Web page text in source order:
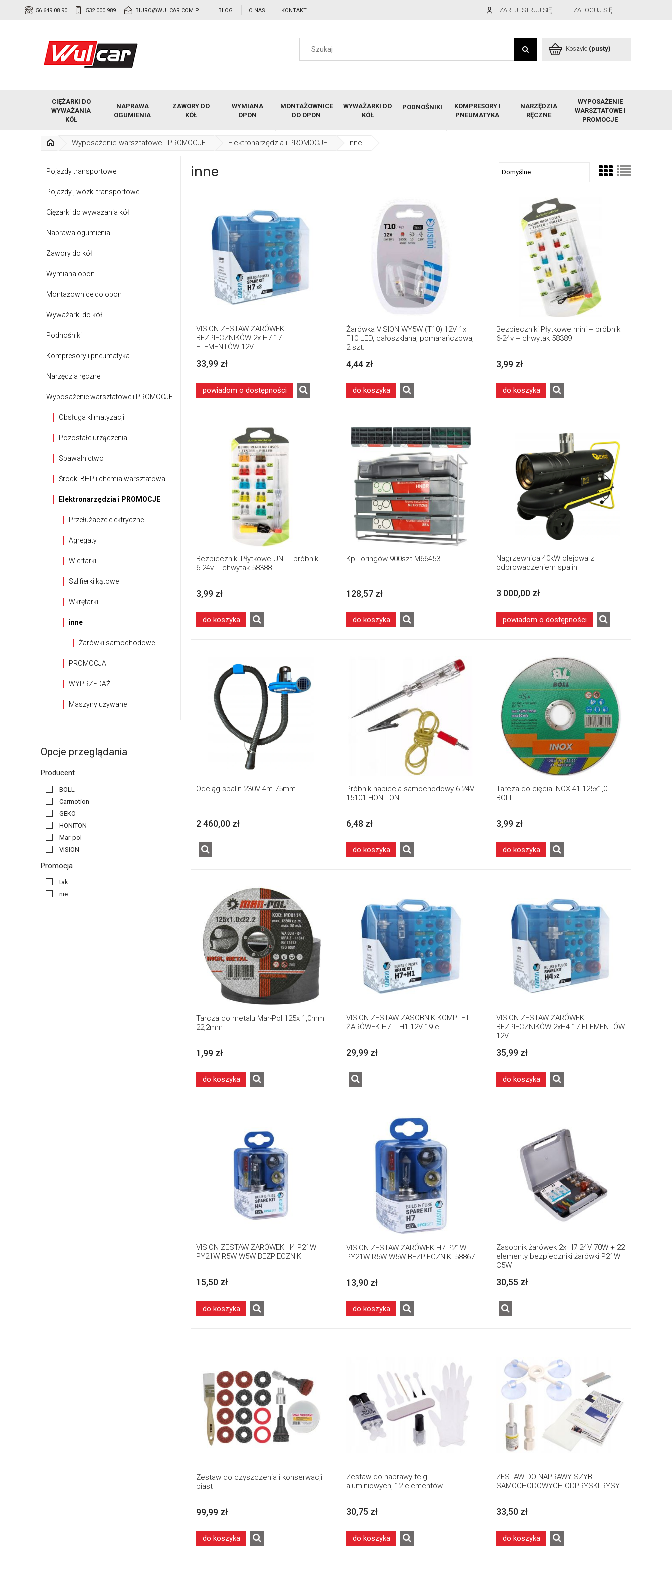
56 649 08 90 532 000 989 BIURO@WULCAR.COM.PL BLOG O NAS KONTAKT ZAREJESTRUJ SIĘ ZALOGUJ SIĘ
Koszyk: (pusty)
CIĘŻARKI DO
WYWAŻANIA
KÓŁ
NAPRAWA
OGUMIENIA
ZAWORY DO
KÓŁ
WYMIANA
OPON
MONTAŻOWNICE
DO OPON
WYWAŻARKI DO
KÓŁ
PODNOŚNIKI
KOMPRESORY I
PNEUMATYKA
NARZĘDZIA
RĘCZNE
WYPOSAŻENIE
WARSZTATOWE I
PROMOCJE
Wyposażenie warsztatowe i PROMOCJE Elektronarzędzia i PROMOCJE inne
Pojazdy transportowe
Pojazdy , wózki transportowe
Ciężarki do wyważania kół
Naprawa ogumienia
Zawory do kół
Wymiana opon
Montażownice do opon
Wyważarki do kół
Podnośniki
Kompresory i pneumatyka
Narzędzia ręczne
Wyposażenie warsztatowe i PROMOCJE
Obsługa klimatyzacji
Pozostałe urządzenia
Spawalnictwo
Środki BHP i chemia warsztatowa
Elektronarzędzia i PROMOCJE
Przełużacze elektryczne
Agregaty
Wiertarki
Szlifierki kątowe
Wkrętarki
inne
Żarówki samochodowe
PROMOCJA
WYPRZEDAŻ
Maszyny używane
Opcje przeglądania
Producent
BOLL
Carmotion
GEKO
HONITON
Mar-pol
VISION
Promocja
tak
nie
inne
VISION ZESTAW ŻARÓWEK
BEZPIECZNIKÓW 2x H7 17
ELEMENTÓW 12V
33,99 zł
powiadom o dostępności
Żarówka VISION WY5W (T10) 12V 1x
F10 LED, całoszklana, pomarańczowa,
2 szt.
4,44 zł
do koszyka
Bezpieczniki Płytkowe mini + próbnik
6-24v + chwytak 58389
3,99 zł
do koszyka
Bezpieczniki Płytkowe UNI + próbnik
6-24v + chwytak 58388
3,99 zł
do koszyka
Kpl. oringów 900szt M66453
128,57 zł
do koszyka
Nagrzewnica 40kW olejowa z
odprowadzeniem spalin
3 000,00 zł
powiadom o dostępności
Odciąg spalin 230V 4m 75mm
2 460,00 zł
Próbnik napiecia samochodowy 6-24V
15101 HONITON
6,48 zł
do koszyka
Tarcza do cięcia INOX 41-125x1,0
BOLL
3,99 zł
do koszyka
Tarcza do metalu Mar-Pol 125x 1,0mm
22,2mm
1,99 zł
do koszyka
VISION ZESTAW ZASOBNIK KOMPLET
ŻARÓWEK H7 + H1 12V 19 el.
29,99 zł
VISION ZESTAW ŻARÓWEK
BEZPIECZNIKÓW 2xH4 17 ELEMENTÓW
12V
35,99 zł
do koszyka
VISION ZESTAW ŻARÓWEK H4 P21W
PY21W R5W W5W BEZPIECZNIKI
15,50 zł
do koszyka
VISION ZESTAW ŻARÓWEK H7 P21W
PY21W R5W W5W BEZPIECZNIKI 58867
13,90 zł
do koszyka
Zasobnik żarówek 2x H7 24V 70W + 22
elementy bezpieczniki żarówki P21W
C5W
30,55 zł
Zestaw do czyszczenia i konserwacji
piast
99,99 zł
do koszyka
Zestaw do naprawy felg
aluminiowych, 12 elementów
30,75 zł
do koszyka
ZESTAW DO NAPRAWY SZYB
SAMOCHODOWYCH ODPRYSKI RYSY
33,50 zł
do koszyka